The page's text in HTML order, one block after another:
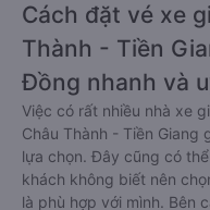
Cách đặt vé xe
Thành - Tiền
Đồng nhanh và
Việc có rất nhiều nhà xe
Châu Thành - Tiền
lựa chọn. Đây cũng có
khách không biết nên
là phù hợp với mình. Bên